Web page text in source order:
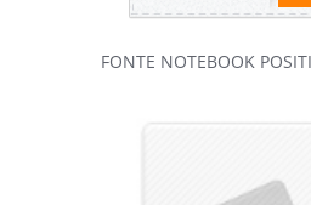
FONTE NOTEBOOK